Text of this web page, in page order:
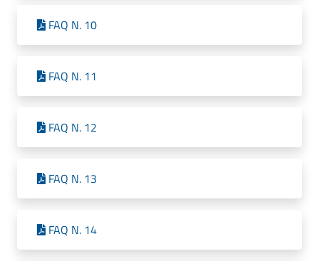
FAQ N. 10
FAQ N. 11
FAQ N. 12
FAQ N. 13
FAQ N. 14